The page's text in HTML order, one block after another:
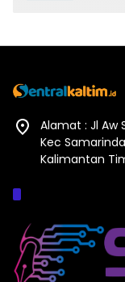
Alamat : Jl Aw
Kec
Kalimantan